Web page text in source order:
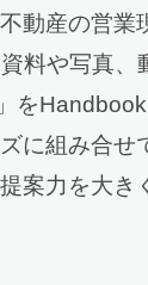
動産の営業
料や写真、
を
に組み合せ
案力を大き